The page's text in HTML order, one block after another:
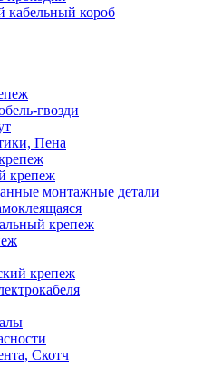
кабельный короб
гвозди
Пена
крепеж
монтажные детали
крепеж
крепеж
Скотч